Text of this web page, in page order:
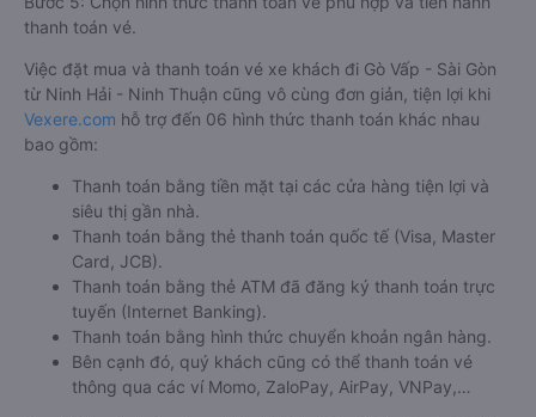
thanh toán vé.
Việc đặt mua và thanh toán vé xe khách đi Gò Vấp - Sài Gòn
từ Ninh Hải - Ninh Thuận cũng vô cùng đơn giản, tiện lợi khi
Vexere.com hỗ trợ đến 06 hình thức thanh toán khác nhau
bao gồm:
Thanh toán bằng tiền mặt tại các cửa hàng tiện lợi và
siêu thị gần nhà.
Thanh toán bằng thẻ thanh toán quốc tế (Visa, Master
Card, JCB).
Thanh toán bằng thẻ ATM đã đăng ký thanh toán trực
tuyến (Internet Banking).
Thanh toán bằng hình thức chuyển khoản ngân hàng.
Bên cạnh đó, quý khách cũng có thể thanh toán vé
thông qua các ví Momo, ZaloPay, AirPay, VNPay,…